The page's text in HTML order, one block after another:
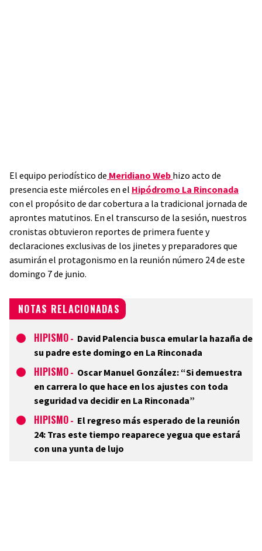
El equipo periodístico de Meridiano Web hizo acto de
presencia este miércoles en el Hipódromo La Rinconada
con el propósito de dar cobertura a la tradicional jornada de
aprontes matutinos. En el transcurso de la sesión, nuestros
cronistas obtuvieron reportes de primera fuente y
declaraciones exclusivas de los jinetes y preparadores que
asumirán el protagonismo en la reunión número 24 de este
domingo 7 de junio.
NOTAS RELACIONADAS
HIPISMO - David Palencia busca emular la hazaña de
su padre este domingo en La Rinconada
HIPISMO - Oscar Manuel González: “Si demuestra
en carrera lo que hace en los ajustes con toda
seguridad va decidir en La Rinconada”
HIPISMO - El regreso más esperado de la reunión
24: Tras este tiempo reaparece yegua que estará
con una yunta de lujo